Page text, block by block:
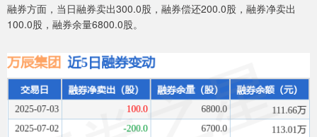
融券方面，当日融券卖出300.0股，融券偿还200.0股，融券净卖出
100.0股，融券余量6800.0股。